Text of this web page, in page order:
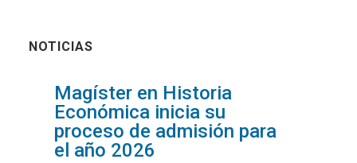
NOTICIAS
Magíster en Historia
Económica inicia su
proceso de admisión para
el año 2026